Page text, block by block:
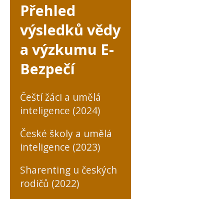
Přehled
výsledků vědy
a výzkumu E-
Bezpečí
Čeští žáci a umělá
inteligence (2024)
České školy a umělá
inteligence (2023)
Sharenting u českých
rodičů (2022)